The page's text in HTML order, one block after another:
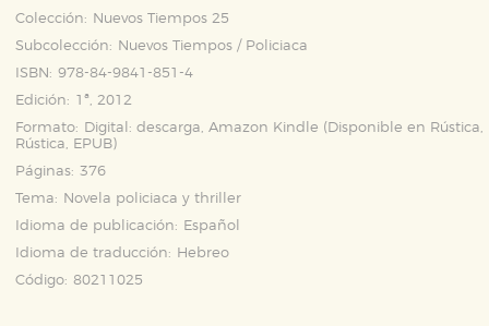
Colección:
Nuevos Tiempos 25
Subcolección:
Nuevos Tiempos / Policiaca
ISBN: 978-84-9841-851-4
Edición: 1ª, 2012
Formato:
Digital: descarga, Amazon Kindle (Disponible en Rústica,
Rústica, EPUB)
Páginas: 376
Tema:
Novela policiaca y thriller
Idioma de publicación:
Español
Idioma de traducción:
Hebreo
Código: 80211025